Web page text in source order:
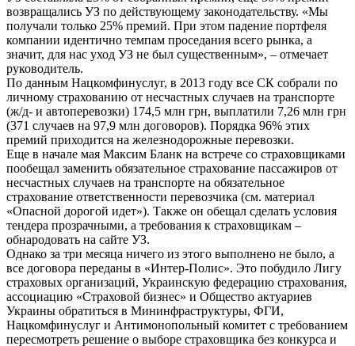
возвращались УЗ по действующему законодательству. «Мы
получали только 25% премий. При этом падение портфеля
компании идентично темпам проседания всего рынка, а
значит, для нас уход УЗ не был существенным», – отмечает
руководитель.
По данным Нацкомфинуслуг, в 2013 году все СК собрали по
личному страхованию от несчастных случаев на транспорте
(ж/д- и автоперевозки) 174,5 млн грн, выплатили 7,26 млн грн
(371 случаев на 97,9 млн договоров). Порядка 96% этих
премий приходится на железнодорожные перевозки.
Еще в начале мая Максим Бланк на встрече со страховщиками
пообещал заменить обязательное страхование пассажиров от
несчастных случаев на транспорте на обязательное
страхование ответственности перевозчика (см. материал
«Опасной дорогой идет»). Также он обещал сделать условия
тендера прозрачными, а требования к страховщикам –
обнародовать на сайте УЗ.
Однако за три месяца ничего из этого выполнено не было, а
все договора переданы в «Интер-Полис». Это побудило Лигу
страховых организаций, Украинскую федерацию страхования,
ассоциацию «Страховой бизнес» и Общество актуариев
Украины обратиться в Мининфраструктуры, ФГИ,
Нацкомфинуслуг и Антимонопольный комитет с требованием
пересмотреть решение о выборе страховщика без конкурса и